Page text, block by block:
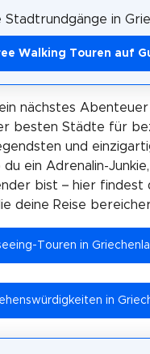
in
Walking Touren auf
nächstes Abenteuer
besten Städte für
und
du ein Adrenalin-
bist – hier
deine Reise
Touren in
in